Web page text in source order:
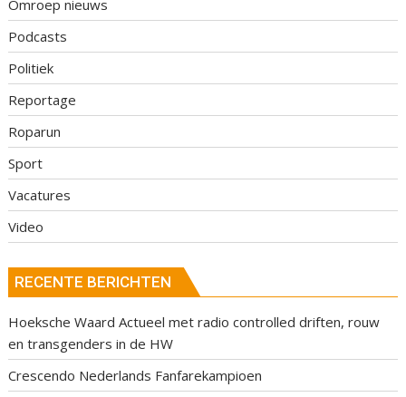
Omroep nieuws
Podcasts
Politiek
Reportage
Roparun
Sport
Vacatures
Video
RECENTE BERICHTEN
Hoeksche Waard Actueel met radio controlled driften, rouw
en transgenders in de HW
Crescendo Nederlands Fanfarekampioen